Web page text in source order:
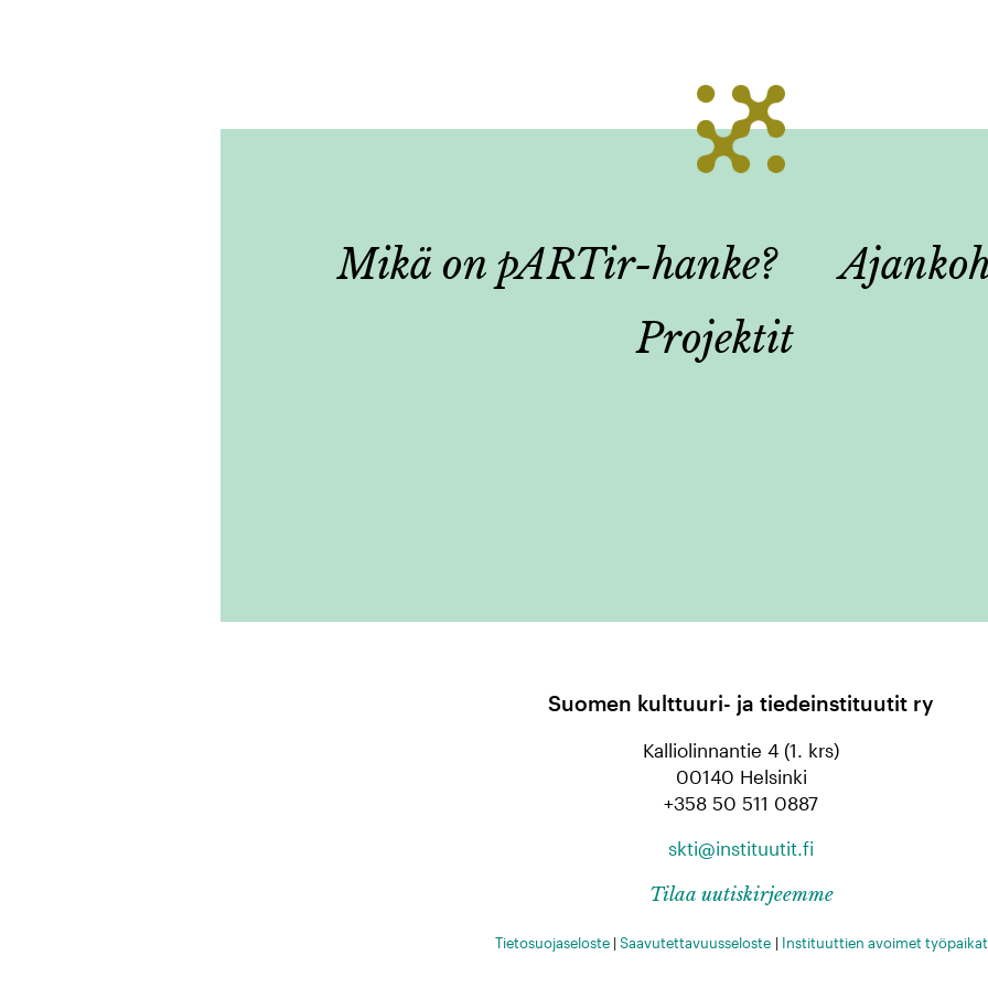
Mikä on pARTir-hanke?
Projektit
Suomen kulttuuri- ja tiedeinstituutit ry
Kalliolinnantie 4 (1. krs)
00140 Helsinki
+358 50 511 0887
skti@instituutit.fi
Tilaa uutiskirjeemme
Tietosuojaseloste| Saavutettavuusseloste| Instituuttien avoimet työpaikat